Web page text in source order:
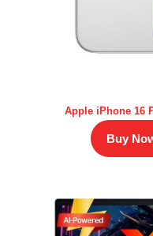
Apple iPhone 16
Buy